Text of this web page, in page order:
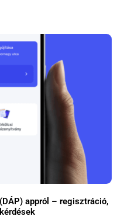
appról – regisztráció,